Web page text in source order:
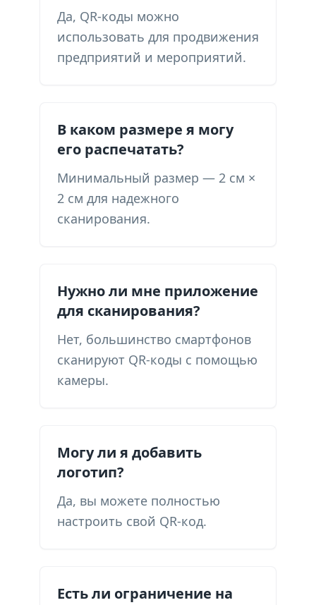
Да, QR-коды можно
использовать для продвижения
предприятий и мероприятий.
В каком размере я могу
его распечатать?
Минимальный размер — 2 см ×
2 см для надежного
сканирования.
Нужно ли мне приложение
для сканирования?
Нет, большинство смартфонов
сканируют QR-коды с помощью
камеры.
Могу ли я добавить
логотип?
Да, вы можете полностью
настроить свой QR-код.
Есть ли ограничение на